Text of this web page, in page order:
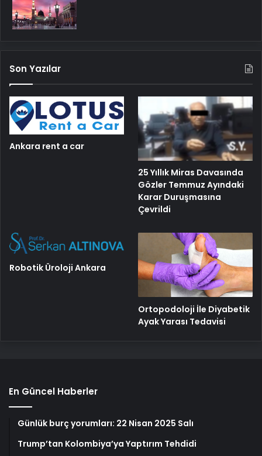
Son Yazılar
Ankara rent a car
25 Yıllık Miras Davasında
Gözler Temmuz Ayındaki
Karar Duruşmasına
Çevrildi
Robotik Üroloji Ankara
Ortopodoloji İle Diyabetik
Ayak Yarası Tedavisi
En Güncel Haberler
Günlük burç yorumları: 22 Nisan 2025 Salı
Trump’tan Kolombiya’ya Yaptırım Tehdidi